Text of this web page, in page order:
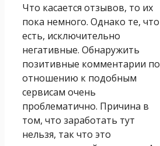
Что касается отзывов, то их
пока немного. Однако те, что
есть, исключительно
негативные. Обнаружить
позитивные комментарии по
отношению к подобным
сервисам очень
проблематично. Причина в
том, что заработать тут
нельзя, так что это